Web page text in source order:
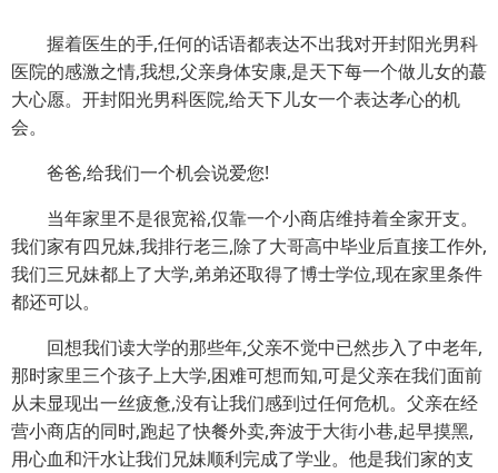
握着医生的手,任何的话语都表达不出我对开封阳光男科
医院的感激之情,我想,父亲身体安康,是天下每一个做儿女的蕞
大心愿。开封阳光男科医院,给天下儿女一个表达孝心的机
会。
爸爸,给我们一个机会说爱您!
当年家里不是很宽裕,仅靠一个小商店维持着全家开支。
我们家有四兄妹,我排行老三,除了大哥高中毕业后直接工作外,
我们三兄妹都上了大学,弟弟还取得了博士学位,现在家里条件
都还可以。
回想我们读大学的那些年,父亲不觉中已然步入了中老年,
那时家里三个孩子上大学,困难可想而知,可是父亲在我们面前
从未显现出一丝疲惫,没有让我们感到过任何危机。父亲在经
营小商店的同时,跑起了快餐外卖,奔波于大街小巷,起早摸黑,
用心血和汗水让我们兄妹顺利完成了学业。他是我们家的支